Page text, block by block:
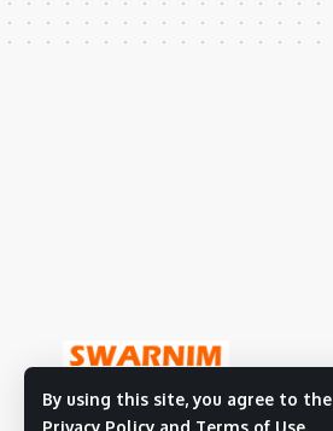
By using this site, you agree to the
Privacy Policy and Terms of Use